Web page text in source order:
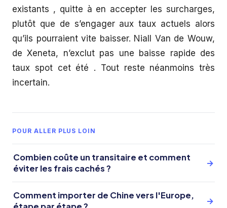
existants , quitte à en accepter les surcharges,
plutôt que de s’engager aux taux actuels alors
qu’ils pourraient vite baisser. Niall Van de Wouw,
de Xeneta, n’exclut pas une baisse rapide des
taux spot cet été . Tout reste néanmoins très
incertain.
POUR ALLER PLUS LOIN
Combien coûte un transitaire et comment
éviter les frais cachés ?
→
Comment importer de Chine vers l'Europe,
→